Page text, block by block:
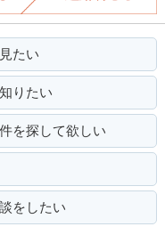
たい
りたい
を探して欲しい
をしたい